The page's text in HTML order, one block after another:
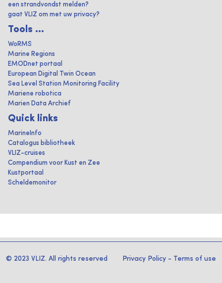
een strandvondst melden?
gaat VLIZ om met uw privacy?
Tools ...
WoRMS
Marine Regions
EMODnet portaal
European Digital Twin Ocean
Sea Level Station Monitoring Facility
Mariene robotica
Marien Data Archief
Quick links
MarineInfo
Catalogus bibliotheek
VLIZ-cruises
Compendium voor Kust en Zee
Kustportaal
Scheldemonitor
© 2023 VLIZ. All rights reserved Privacy Policy - Terms of use